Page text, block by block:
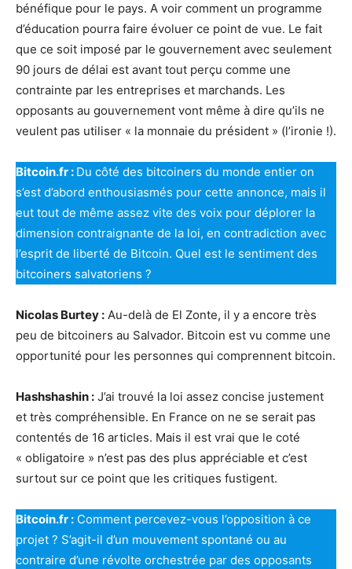
bénéfique pour le pays. A voir comment un programme
d’éducation pourra faire évoluer ce point de vue. Le fait
que ce soit imposé par le gouvernement avec seulement
90 jours de délai est avant tout perçu comme une
contrainte par les entreprises et marchands. Les
opposants au gouvernement vont même à dire qu’ils ne
veulent pas utiliser « la monnaie du président » (l’ironie !).
Bitcoin.fr : Du côté des bitcoiners du monde entier on
s’est d’abord enthousiasmés pour cette annonce, mais il
eut tout de même assez vite des voix pour déplorer la
dimension contraignante de la loi, en contradiction avec
l’esprit de liberté de Bitcoin. Quel est le sentiment des
bitcoiners salvatoriens ?
Nicolas Burtey : Au-delà de El Zonte, il y a encore très
peu de bitcoiners au Salvador. Bitcoin est vu comme une
opportunité pour les personnes qui comprennent bitcoin.
Hashshashin : J’ai trouvé la loi assez concise justement
et très compréhensible. En France on ne se serait pas
contentés de 16 articles. Mais il est vrai que le coté
« obligatoire » n’est pas des plus appréciable et c’est
surtout sur ce point que les critiques fustigent.
Bitcoin.fr : Comment percevez-vous l’opposition à ce
projet ? S’agit-il d’un mouvement spontané ou au
contraire d’une révolte orchestrée par des opposants